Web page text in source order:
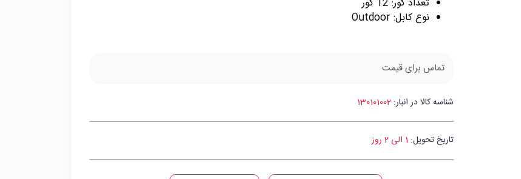
تعداد کور: 12 کور
نوع کابل: Outdoor
تماس برای قیمت
شناسه کالا در انبار: 130101002
تاریخ تحویل: 1 الی 2 روز